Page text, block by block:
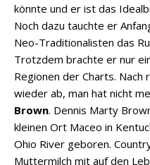
„Taylor
könnte und er ist das
Noch dazu tauchte er
Neo-Traditionalisten das
Trotzdem brachte er nur
Regionen der Charts. Nach
wieder ab, man hat nicht
Brown. Dennis Marty
kleinen Ort Maceo in
Ohio River geboren.
Muttermilch mit auf den